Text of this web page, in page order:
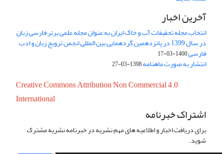
آخرین اخبار
انتخاب مجله تحقیقات آب و خاک ایران به عنوان مجله علمی برتر فارسی زبان
در سال 1399 در پانزدهمین گردهمایی بین المللی انجمن ترویج زبان و ادب
فارسی1400-03-17
انتشار به صورت ماهنامه1398-03-27
Creative Commons Attribution Non Commercial 4.0
International
اشتراک خبرنامه
برای دریافت اخبار و اطلاعیه های مهم نشریه در خبرنامه نشریه مشترک
شوید.